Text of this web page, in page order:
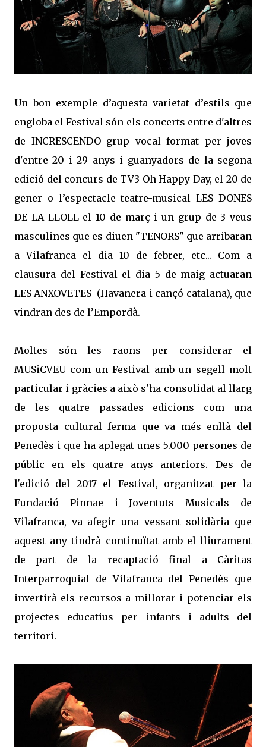
Un bon exemple d’aquesta varietat d’estils que
engloba el Festival són els concerts entre d'altres
de INCRESCENDO grup vocal format per joves
d'entre 20 i 29 anys i guanyadors de la segona
edició del concurs de TV3 Oh Happy Day, el 20 de
gener o l’espectacle teatre-musical LES DONES
DE LA LLOLL el 10 de març i un grup de 3 veus
masculines que es diuen "TENORS" que arribaran
a Vilafranca el dia 10 de febrer, etc... Com a
clausura del Festival el dia 5 de maig actuaran
LES ANXOVETES (Havanera i cançó catalana), que
vindran des de l’Empordà.
Moltes són les raons per considerar el
MUSiCVEU com un Festival amb un segell molt
particular i gràcies a això s'ha consolidat al llarg
de les quatre passades edicions com una
proposta cultural ferma que va més enllà del
Penedès i que ha aplegat unes 5.000 persones de
públic en els quatre anys anteriors. Des de
l'edició del 2017 el Festival, organitzat per la
Fundació Pinnae i Joventuts Musicals de
Vilafranca, va afegir una vessant solidària que
aquest any tindrà continuïtat amb el lliurament
de part de la recaptació final a Càritas
Interparroquial de Vilafranca del Penedès que
invertirà els recursos a millorar i potenciar els
projectes educatius per infants i adults del
territori.